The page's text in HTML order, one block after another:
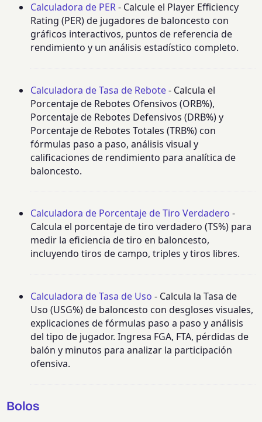
Calculadora de PER- Calcule el Player Efficiency
Rating (PER) de jugadores de baloncesto con
gráficos interactivos, puntos de referencia de
rendimiento y un análisis estadístico completo.
Calculadora de Tasa de Rebote- Calcula el
Porcentaje de Rebotes Ofensivos (ORB%),
Porcentaje de Rebotes Defensivos (DRB%) y
Porcentaje de Rebotes Totales (TRB%) con
fórmulas paso a paso, análisis visual y
calificaciones de rendimiento para analítica de
baloncesto.
Calculadora de Porcentaje de Tiro Verdadero -
Calcula el porcentaje de tiro verdadero (TS%) para
medir la eficiencia de tiro en baloncesto,
incluyendo tiros de campo, triples y tiros libres.
Calculadora de Tasa de Uso - Calcula la Tasa de
Uso (USG%) de baloncesto con desgloses visuales,
explicaciones de fórmulas paso a paso y análisis
del tipo de jugador. Ingresa FGA, FTA, pérdidas de
balón y minutos para analizar la participación
ofensiva.
Bolos